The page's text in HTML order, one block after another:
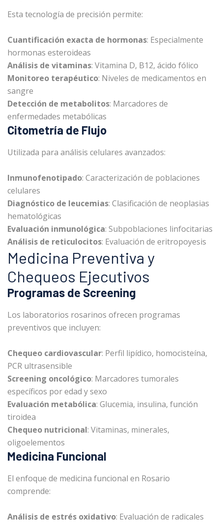
Esta tecnología de precisión permite:
Cuantificación exacta de hormonas: Especialmente
hormonas esteroideas
Análisis de vitaminas: Vitamina D, B12, ácido fólico
Monitoreo terapéutico: Niveles de medicamentos en
sangre
Detección de metabolitos: Marcadores de
enfermedades metabólicas
Citometría de Flujo
Utilizada para análisis celulares avanzados:
Inmunofenotipado: Caracterización de poblaciones
celulares
Diagnóstico de leucemias: Clasificación de neoplasias
hematológicas
Evaluación inmunológica: Subpoblaciones linfocitarias
Análisis de reticulocitos: Evaluación de eritropoyesis
Medicina Preventiva y
Chequeos Ejecutivos
Programas de Screening
Los laboratorios rosarinos ofrecen programas
preventivos que incluyen:
Chequeo cardiovascular: Perfil lipídico, homocisteína,
PCR ultrasensible
Screening oncológico: Marcadores tumorales
específicos por edad y sexo
Evaluación metabólica: Glucemia, insulina, función
tiroidea
Chequeo nutricional: Vitaminas, minerales,
oligoelementos
Medicina Funcional
El enfoque de medicina funcional en Rosario
comprende:
Análisis de estrés oxidativo: Evaluación de radicales